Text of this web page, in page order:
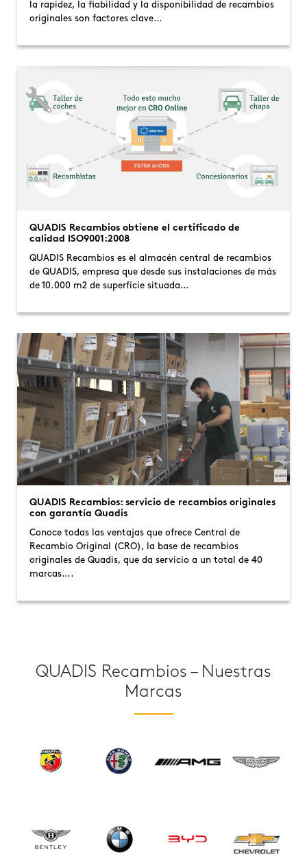
la rapidez, la fiabilidad y la disponibilidad de recambios
originales son factores clave…
QUADIS Recambios obtiene el certificado de
calidad ISO9001:2008
QUADIS Recambios es el almacén central de recambios
de QUADIS, empresa que desde sus instalaciones de más
de 10.000 m2 de superfície situada…
QUADIS Recambios: servicio de recambios originales
con garantía Quadis
Conoce todas las ventajas que ofrece Central de
Recambio Original (CRO), la base de recambios
originales de Quadis, que da servicio a un total de 40
marcas….
QUADIS Recambios – Nuestras
Marcas